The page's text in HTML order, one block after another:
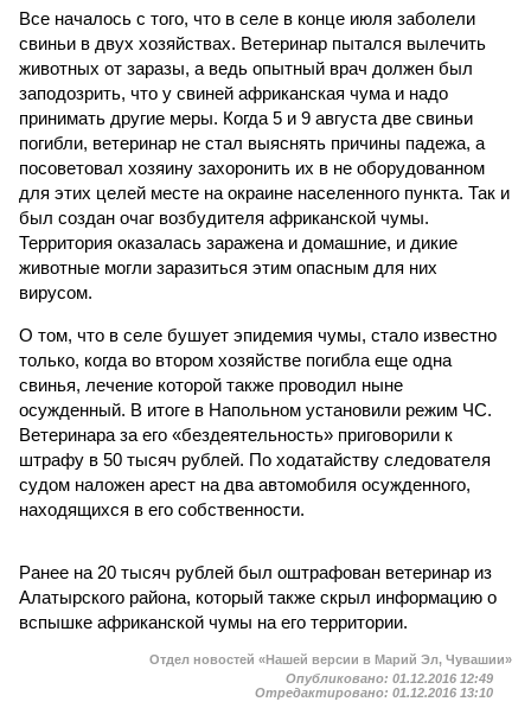
Все началось с того, что в селе в конце июля заболели
свиньи в двух хозяйствах. Ветеринар пытался вылечить
животных от заразы, а ведь опытный врач должен был
заподозрить, что у свиней африканская чума и надо
принимать другие меры. Когда 5 и 9 августа две свиньи
погибли, ветеринар не стал выяснять причины падежа, а
посоветовал хозяину захоронить их в не оборудованном
для этих целей месте на окраине населенного пункта. Так и
был создан очаг возбудителя африканской чумы.
Территория оказалась заражена и домашние, и дикие
животные могли заразиться этим опасным для них
вирусом.
О том, что в селе бушует эпидемия чумы, стало известно
только, когда во втором хозяйстве погибла еще одна
свинья, лечение которой также проводил ныне
осужденный. В итоге в Напольном установили режим ЧС.
Ветеринара за его «бездеятельность» приговорили к
штрафу в 50 тысяч рублей. По ходатайству следователя
судом наложен арест на два автомобиля осужденного,
находящихся в его собственности.
Ранее на 20 тысяч рублей был оштрафован ветеринар из
Алатырского района, который также скрыл информацию о
вспышке африканской чумы на его территории.
Отдел новостей «Нашей версии в Марий Эл, Чувашии»
Опубликовано: 01.12.2016 12:49
Отредактировано: 01.12.2016 13:10